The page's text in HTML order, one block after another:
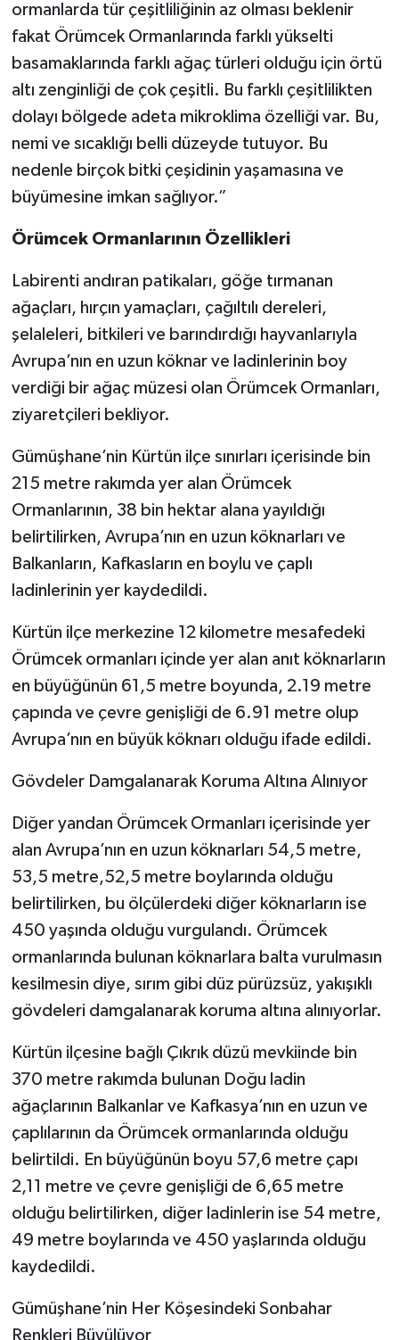
ormanlarda tür çeşitliliğinin az olması beklenir
fakat Örümcek Ormanlarında farklı yükselti
basamaklarında farklı ağaç türleri olduğu için örtü
altı zenginliği de çok çeşitli. Bu farklı çeşitlilikten
dolayı bölgede adeta mikroklima özelliği var. Bu,
nemi ve sıcaklığı belli düzeyde tutuyor. Bu
nedenle birçok bitki çeşidinin yaşamasına ve
büyümesine imkan sağlıyor.”
Örümcek Ormanlarının Özellikleri
Labirenti andıran patikaları, göğe tırmanan
ağaçları, hırçın yamaçları, çağıltılı dereleri,
şelaleleri, bitkileri ve barındırdığı hayvanlarıyla
Avrupa’nın en uzun köknar ve ladinlerinin boy
verdiği bir ağaç müzesi olan Örümcek Ormanları,
ziyaretçileri bekliyor.
Gümüşhane’nin Kürtün ilçe sınırları içerisinde bin
215 metre rakımda yer alan Örümcek
Ormanlarının, 38 bin hektar alana yayıldığı
belirtilirken, Avrupa’nın en uzun köknarları ve
Balkanların, Kafkasların en boylu ve çaplı
ladinlerinin yer kaydedildi.
Kürtün ilçe merkezine 12 kilometre mesafedeki
Örümcek ormanları içinde yer alan anıt köknarların
en büyüğünün 61,5 metre boyunda, 2.19 metre
çapında ve çevre genişliği de 6.91 metre olup
Avrupa’nın en büyük köknarı olduğu ifade edildi.
Gövdeler Damgalanarak Koruma Altına Alınıyor
Diğer yandan Örümcek Ormanları içerisinde yer
alan Avrupa’nın en uzun köknarları 54,5 metre,
53,5 metre,52,5 metre boylarında olduğu
belirtilirken, bu ölçülerdeki diğer köknarların ise
450 yaşında olduğu vurgulandı. Örümcek
ormanlarında bulunan köknarlara balta vurulmasın
kesilmesin diye, sırım gibi düz pürüzsüz, yakışıklı
gövdeleri damgalanarak koruma altına alınıyorlar.
Kürtün ilçesine bağlı Çıkrık düzü mevkiinde bin
370 metre rakımda bulunan Doğu ladin
ağaçlarının Balkanlar ve Kafkasya’nın en uzun ve
çaplılarının da Örümcek ormanlarında olduğu
belirtildi. En büyüğünün boyu 57,6 metre çapı
2,11 metre ve çevre genişliği de 6,65 metre
olduğu belirtilirken, diğer ladinlerin ise 54 metre,
49 metre boylarında ve 450 yaşlarında olduğu
kaydedildi.
Gümüşhane’nin Her Köşesindeki Sonbahar
Renkleri Büyülüyor